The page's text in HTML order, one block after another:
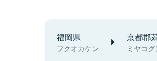
福岡県
フクオカケン
京都郡
ミヤコ